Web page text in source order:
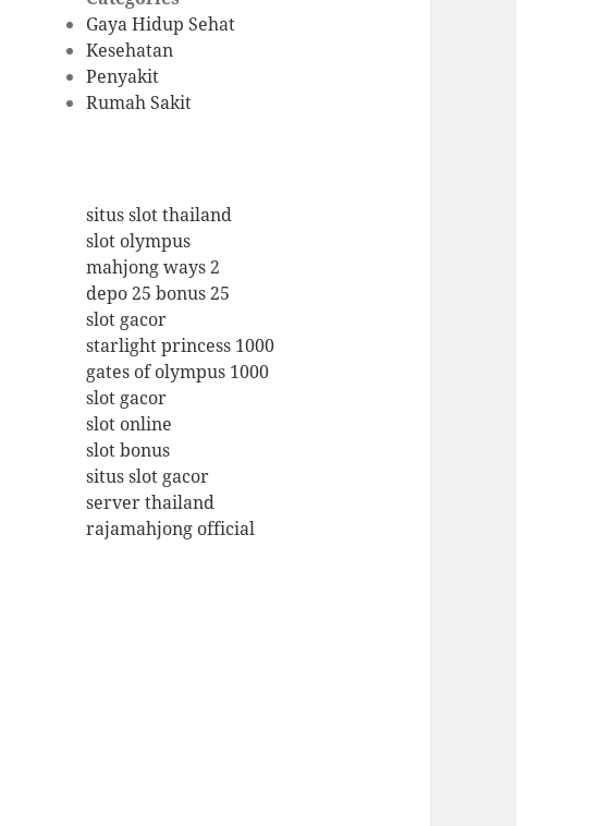
Gaya Hidup Sehat
Kesehatan
Penyakit
Rumah Sakit
situs slot thailand
slot olympus
mahjong ways 2
depo 25 bonus 25
slot gacor
starlight princess 1000
gates of olympus 1000
slot gacor
slot online
slot bonus
situs slot gacor
server thailand
rajamahjong official